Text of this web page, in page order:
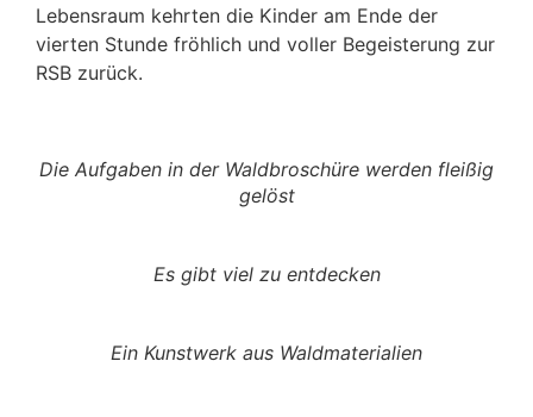
Lebens­raum kehrten die Kinder am Ende der
vierten Stunde fröh­lich und voller Begeis­te­rung zur
RSB zurück.
Die Aufgaben in der Wald­bro­schüre werden fleißig
gelöst
Es gibt viel zu entdecken
Ein Kunst­werk aus Waldmaterialien